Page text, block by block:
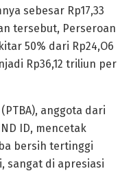
sebesar Rp17,33
tersebut, Perseroan
50% dari Rp24,O6
Rp36,12 triliun per
anggota dari
ID, mencetak
bersih tertinggi
sangat di apresiasi